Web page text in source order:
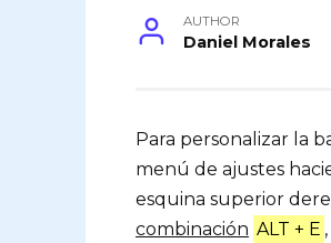
AUTHOR
Daniel Morales
Para personalizar la
menú de ajustes
esquina superior
combinación ALT + E